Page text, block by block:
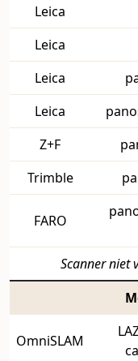
Leica
Leica
Leica
Leica
Z+F
Trimble
FARO
Scanner niet
OmniSLAM